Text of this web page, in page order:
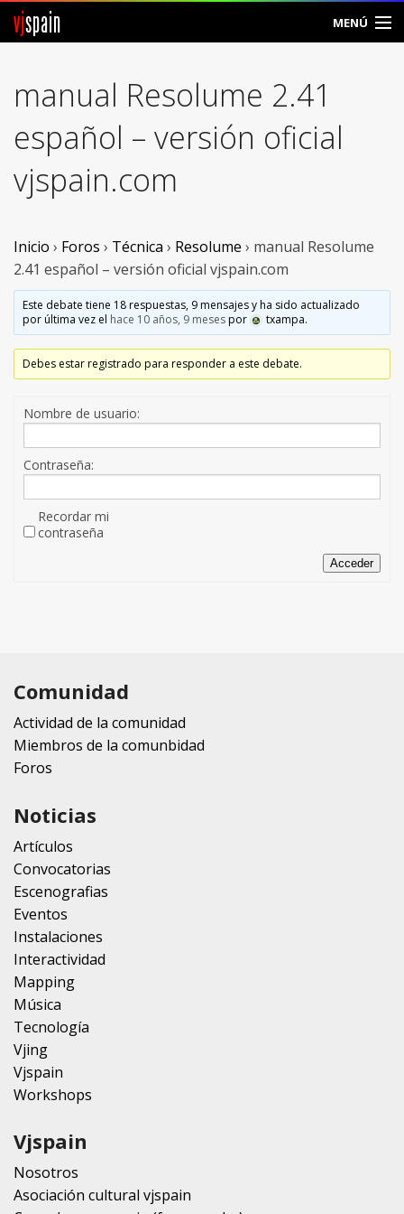
vjspain MENÚ
Foros
Noticias
Vjspain
Ayuda
Contacto
Entrar
Crear Cuenta
manual Resolume 2.41
español – versión oficial
vjspain.com
Inicio › Foros › Técnica › Resolume › manual Resolume
2.41 español – versión oficial vjspain.com
Este debate tiene 18 respuestas, 9 mensajes y ha sido actualizado
por última vez el hace 10 años, 9 mesespor txampa.
Debes estar registrado para responder a este debate.
Nombre de usuario:
Contraseña:
Recordar mi
contraseña
Acceder
Comunidad
Actividad de la comunidad
Miembros de la comunbidad
Foros
Noticias
Artículos
Convocatorias
Escenografias
Eventos
Instalaciones
Interactividad
Mapping
Música
Tecnología
Vjing
Vjspain
Workshops
Vjspain
Nosotros
Asociación cultural vjspain